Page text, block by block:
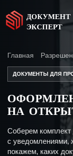
ДОКУМЕНТ
ЭКСПЕРТ
Главная
ДОКУМЕНТЫ ДЛЯ
НА
Соберем комплект
с уведомлениями,
покажем, каких